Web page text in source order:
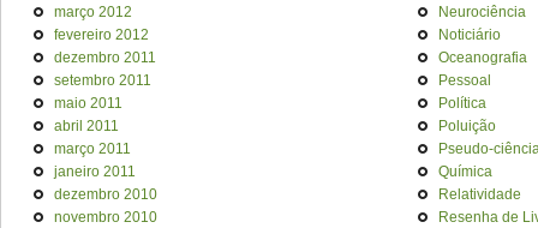
março 2012
fevereiro 2012
dezembro 2011
setembro 2011
maio 2011
abril 2011
março 2011
janeiro 2011
dezembro 2010
novembro 2010
Neurociência
Noticiário
Oceanografia
Pessoal
Política
Poluição
Pseudo-
Química
Relatividade
Resenha de